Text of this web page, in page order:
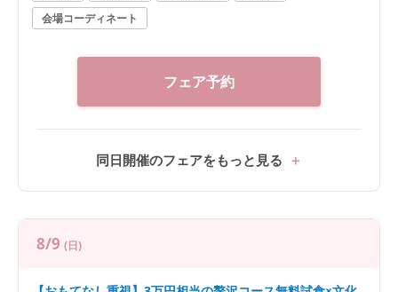
会場コーディネート
フェア予約
同日開催のフェアをもっと見る
8/9 (日)